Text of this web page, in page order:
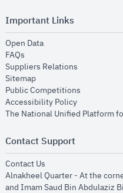
Important Links
Open Dataopens in new window
FAQs
Suppliers Relations
Sitemapopens in new window
Public Competitions
Accessibility Policyopens in
The National Unified Platform
Contact Support
Contact Us
Alnakheel Quarter - At the
and Imam Saud Bin Abdulaziz